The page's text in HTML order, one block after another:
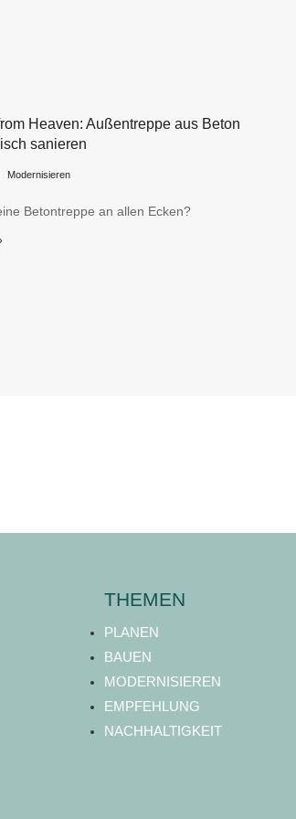
Heaven: Außentreppe aus Beton
sanieren
Modernisieren
Betontreppe an allen Ecken?
THEMEN
PLANEN
BAUEN
MODERNISIEREN
EMPFEHLUNG
NACHHALTIGKEIT